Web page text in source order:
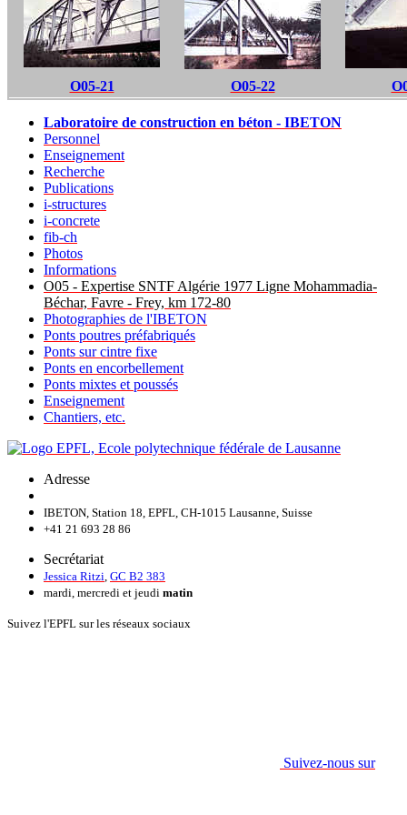
O05-21 O05-22
Laboratoire de construction en béton - IBETON
Personnel
Enseignement
Recherche
Publications
i-structures
i-concrete
fib-ch
Photos
Informations
O05 - Expertise SNTF Algérie 1977 Ligne Mohammadia-
Béchar, Favre - Frey, km 172-80
Photographies de l'IBETON
Ponts poutres préfabriqués
Ponts sur cintre fixe
Ponts en encorbellement
Ponts mixtes et poussés
Enseignement
Chantiers, etc.
Adresse
IBETON, Station 18, EPFL, CH-1015 Lausanne, Suisse
+41 21 693 28 86
Secrétariat
Jessica Ritzi GC B2 383
mardi, mercredi et jeudi matin
Suivez l'EPFL sur les réseaux sociaux
Suivez-nous sur